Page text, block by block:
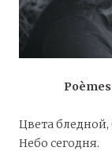
Цвета
Небо сегодня.